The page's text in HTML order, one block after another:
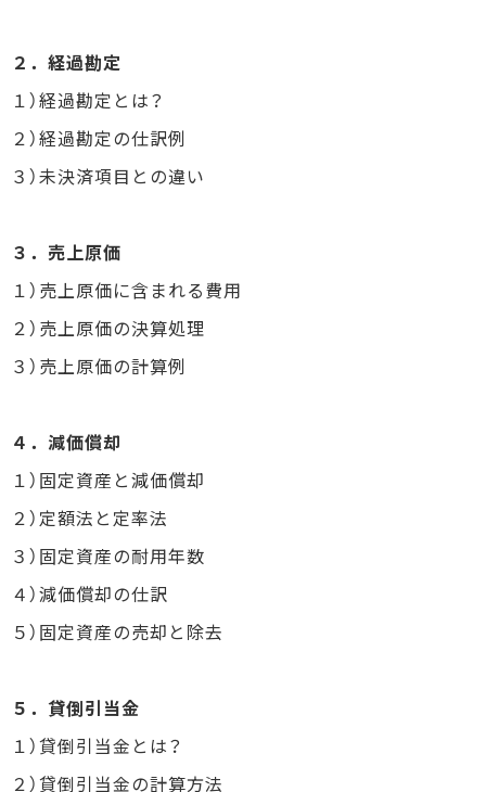
２．経過勘定
１）経過勘定とは？
２）経過勘定の仕訳例
３）未決済項目との違い
３．売上原価
１）売上原価に含まれる費用
２）売上原価の決算処理
３）売上原価の計算例
４．減価償却
１）固定資産と減価償却
２）定額法と定率法
３）固定資産の耐用年数
４）減価償却の仕訳
５）固定資産の売却と除去
５．貸倒引当金
１）貸倒引当金とは？
２）貸倒引当金の計算方法